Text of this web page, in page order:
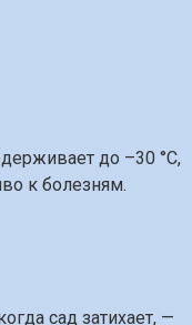
до –30 °C,
к болезням.
сад затихает, —